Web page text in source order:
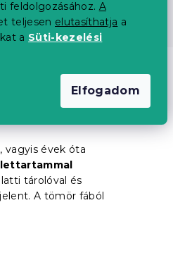
feldolgozásához. A
teljesen elutasíthatja a
a Süti-kezelési
Elfogadom
általában
dizájnnal és
kétségbe. A
vagyis évek óta
tárolóval és
A tömör fából
talajtól